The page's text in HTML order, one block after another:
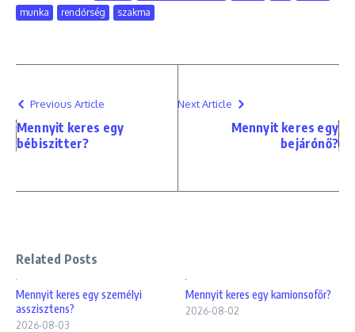
munka
rendőrség szakma
Previous Article
Mennyit keres egy
bébiszitter?
Next Article
Mennyit keres egy
bejárónő?
Related Posts
Mennyit keres egy személyi
asszisztens?
2026-08-03
Mennyit keres egy kamionsofőr?
2026-08-02